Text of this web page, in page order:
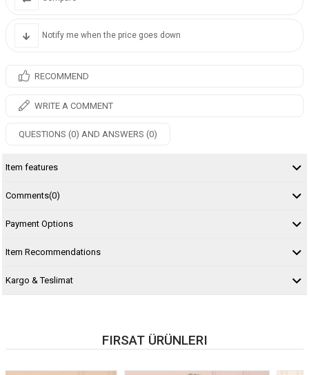
Notify me when the price goes down
RECOMMEND
WRITE A COMMENT
QUESTIONS (0) AND ANSWERS (0)
Item features
Comments(0)
Payment Options
Item Recommendations
Kargo & Teslimat
FIRSAT ÜRÜNLERI